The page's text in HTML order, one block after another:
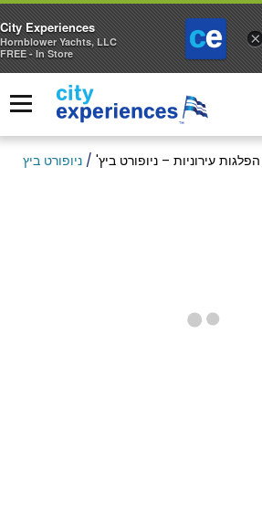
תפריט
הפלגות עירוניות – ניופורט ביץ' / ניופורט ביץ' 4 ביולי מראות ושייט לגימות
×
City Experiences
Hornblower Yachts, LLC
FREE - In Store